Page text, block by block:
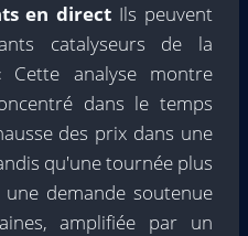
en direct Ils peuvent
catalyseurs de la
Cette analyse montre
dans le temps
des prix dans une
qu'une tournée plus
demande soutenue
amplifiée par un